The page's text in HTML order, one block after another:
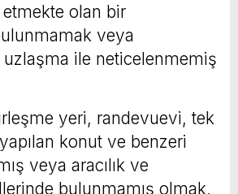
olan bir
veya
uzlaşma ile neticelenmemiş
yeri, randevuevi, tek
konut ve benzeri
veya aracılık ve
bulunmamış olmak,